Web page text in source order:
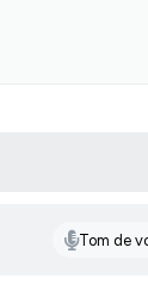
Tom de